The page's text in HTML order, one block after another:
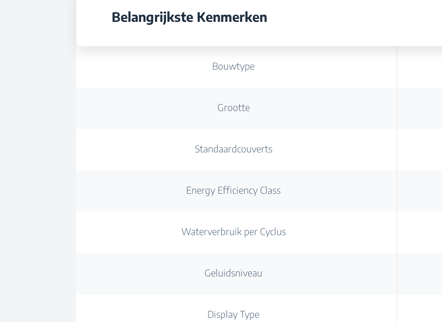
Belangrijkste Kenmerken
Bouwtype
Grootte
Standaardcouverts
Energy Efficiency Class
Waterverbruik per Cyclus
Geluidsniveau
Display Type